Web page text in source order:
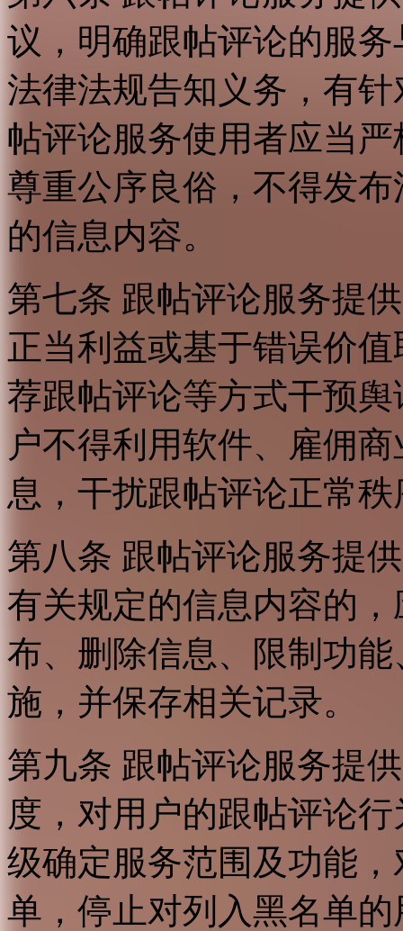
议，明确跟帖评论的服
法律法规告知义务，有
帖评论服务使用者应当
尊重公序良俗，不得发
的信息内容。
第七条 跟帖评论服务提
正当利益或基于错误价
荐跟帖评论等方式干预
户不得利用软件、雇佣
息，干扰跟帖评论正常
第八条 跟帖评论服务提
有关规定的信息内容的
布、删除信息、限制功
施，并保存相关记录。
第九条 跟帖评论服务提
度，对用户的跟帖评论
级确定服务范围及功能
单，停止对列入黑名单